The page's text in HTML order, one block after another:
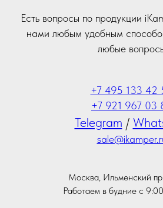
Есть вопросы по продукции
нами любым удобным
любые
+7 495 133 42
+7 921 967 03
Telegram /
Москва, Ильменский
Работаем в будние с